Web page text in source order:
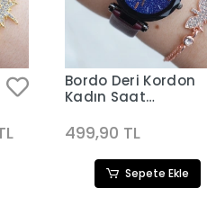
Bordo Deri Kordon
Kadın Saat
499,90 TL
Sepete Ekle